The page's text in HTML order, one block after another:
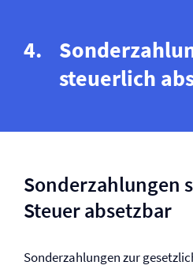
steuerlich
Sonderzahlungen
Steuer absetzbar
Sonderzahlungen zur